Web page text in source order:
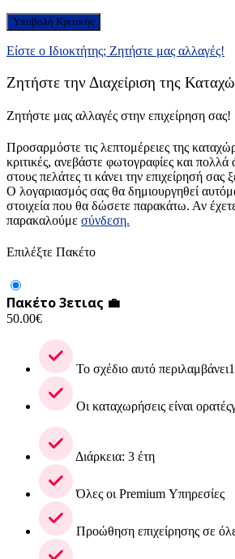
Είστε ο Ιδιοκτήτης; Ζητήστε μας αλλαγές!
Ζητήστε την Διαχείριση της
Ζητήστε μας αλλαγές στην επιχείρηση σας!
Προσαρμόστε τις λεπτομέρειες της
κριτικές, ανεβάστε φωτογραφίες και πολλά
στους πελάτες τι κάνει την επιχείρησή σας
Ο λογαριασμός σας θα δημιουργηθεί
στοιχεία που θα δώσετε παρακάτω. Αν
παρακαλούμε σύνδεση.
Επιλέξτε Πακέτο
Πακέτο 3ετιας 💼
50.00€
Το σχέδιο αυτό
Οι καταχωρήσεις είναι
Διάρκεια: 3 έτη
Όλες οι Premium Υπηρεσίες
Προώθηση επιχείρησης σε